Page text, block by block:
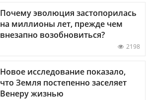
Почему эволюция застопорилась
на миллионы лет, прежде чем
внезапно возобновиться?
2198
Новое исследование показало,
что Земля постепенно заселяет
Венеру жизнью